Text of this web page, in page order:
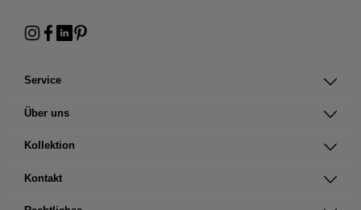
Service
Über uns
Kollektion
Kontakt